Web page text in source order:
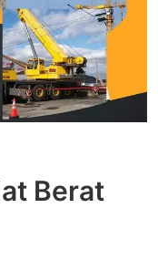
Berat